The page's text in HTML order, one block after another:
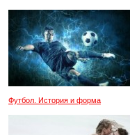
Футбол. История и форма